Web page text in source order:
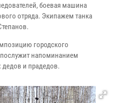
боевая машина
отряда. Экипажем танка
городского
напоминанием
и прадедов.